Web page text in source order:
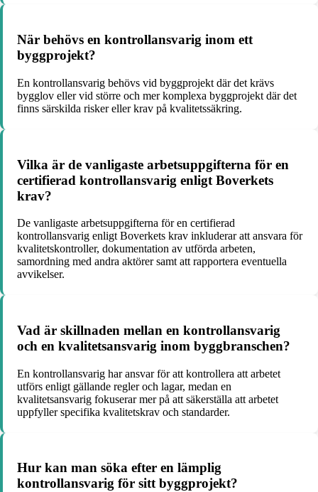
När behövs en kontrollansvarig inom ett
byggprojekt?
En kontrollansvarig behövs vid byggprojekt där det krävs
bygglov eller vid större och mer komplexa byggprojekt där det
finns särskilda risker eller krav på kvalitetssäkring.
Vilka är de vanligaste arbetsuppgifterna för en
certifierad kontrollansvarig enligt Boverkets
krav?
De vanligaste arbetsuppgifterna för en certifierad
kontrollansvarig enligt Boverkets krav inkluderar att ansvara för
kvalitetskontroller, dokumentation av utförda arbeten,
samordning med andra aktörer samt att rapportera eventuella
avvikelser.
Vad är skillnaden mellan en kontrollansvarig
och en kvalitetsansvarig inom byggbranschen?
En kontrollansvarig har ansvar för att kontrollera att arbetet
utförs enligt gällande regler och lagar, medan en
kvalitetsansvarig fokuserar mer på att säkerställa att arbetet
uppfyller specifika kvalitetskrav och standarder.
Hur kan man söka efter en lämplig
kontrollansvarig för sitt byggprojekt?